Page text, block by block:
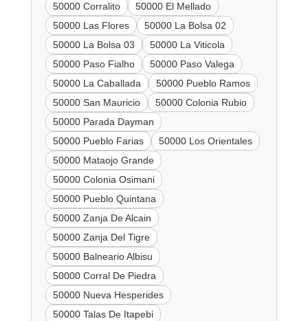
50000 Corralito
50000 El Mellado
50000 Las Flores
50000 La Bolsa 02
50000 La Bolsa 03
50000 La Viticola
50000 Paso Fialho
50000 Paso Valega
50000 La Caballada
50000 Pueblo Ramos
50000 San Mauricio
50000 Colonia Rubio
50000 Parada Dayman
50000 Pueblo Farias
50000 Los Orientales
50000 Mataojo Grande
50000 Colonia Osimani
50000 Pueblo Quintana
50000 Zanja De Alcain
50000 Zanja Del Tigre
50000 Balneario Albisu
50000 Corral De Piedra
50000 Nueva Hesperides
50000 Talas De Itapebi